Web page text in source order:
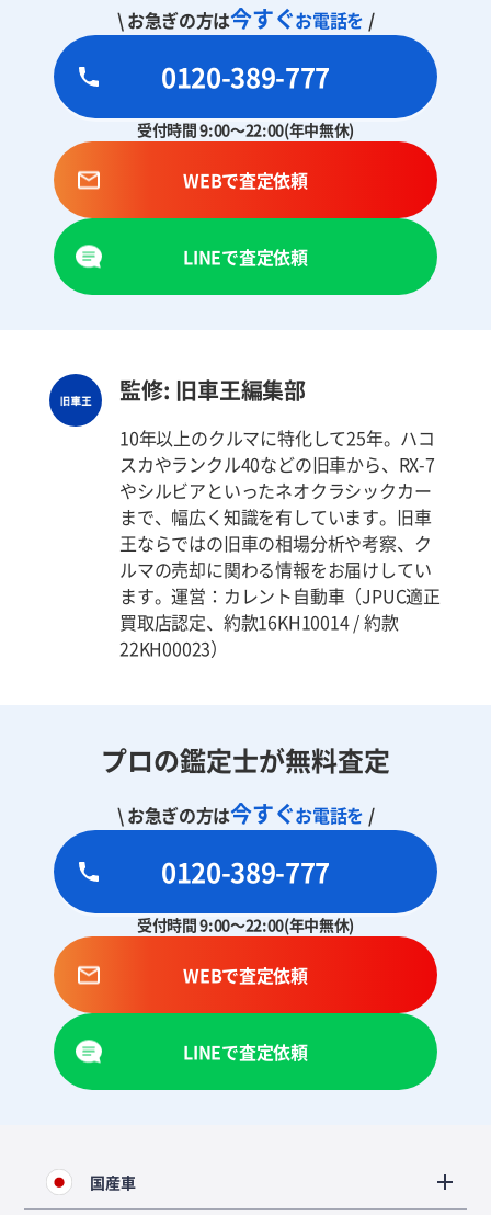
\ お急ぎの方は今すぐお電話を /
0120-389-777
受付時間 9:00～22:00(年中無休)
WEBで査定依頼
LINEで査定依頼
監修: 旧車王編集部
10年以上のクルマに特化して25年。ハコ
スカやランクル40などの旧車から、RX-7
やシルビアといったネオクラシックカー
まで、幅広く知識を有しています。旧車
王ならではの旧車の相場分析や考察、ク
ルマの売却に関わる情報をお届けしてい
ます。運営：カレント自動車（JPUC適正
買取店認定、約款16KH10014 / 約款
22KH00023）
プロの鑑定士が無料査定
\ お急ぎの方は今すぐお電話を /
0120-389-777
受付時間 9:00～22:00(年中無休)
WEBで査定依頼
LINEで査定依頼
国産車